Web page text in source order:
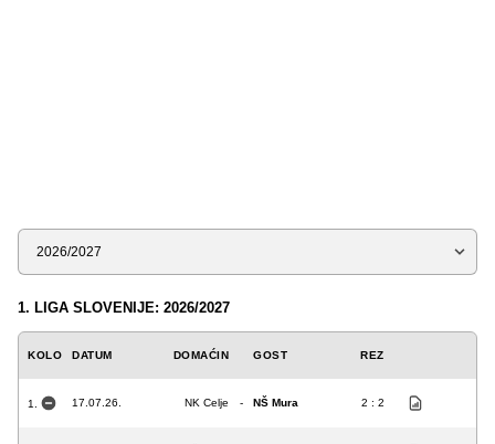
Sezona
1. LIGA SLOVENIJE: 2026/2027
KOLO DATUM DOMAĆIN GOST REZ
1. 17.07.26. NK Celje - NŠ Mura 2 : 2